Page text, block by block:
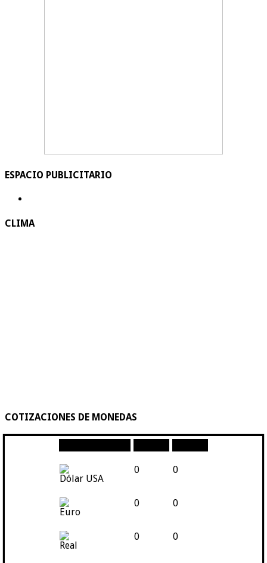
ESPACIO PUBLICITARIO
CLIMA
COTIZACIONES DE MONEDAS
Dólar USA
0 0
Euro
0 0
Real
0 0